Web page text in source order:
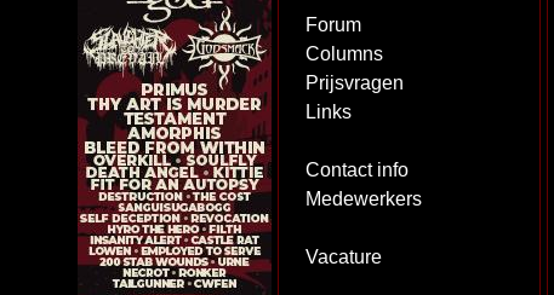
Forum
Columns
Prijsvragen
Links
Contact info
Medewerkers
Vacature